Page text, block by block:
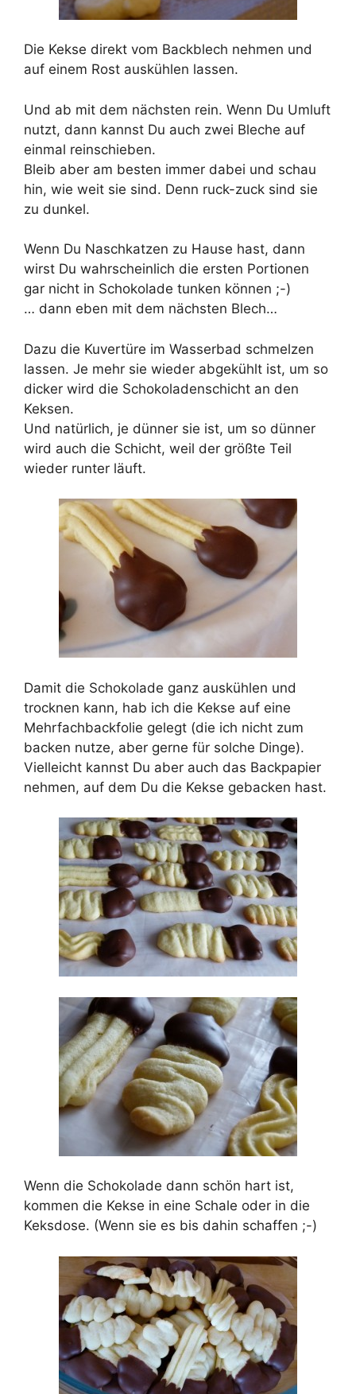
Die Kekse direkt vom Backblech nehmen und
auf einem Rost auskühlen lassen.
Und ab mit dem nächsten rein. Wenn Du Umluft
nutzt, dann kannst Du auch zwei Bleche auf
einmal reinschieben.
Bleib aber am besten immer dabei und schau
hin, wie weit sie sind. Denn ruck-zuck sind sie
zu dunkel.
Wenn Du Naschkatzen zu Hause hast, dann
wirst Du wahrscheinlich die ersten Portionen
gar nicht in Schokolade tunken können ;-)
… dann eben mit dem nächsten Blech…
Dazu die Kuvertüre im Wasserbad schmelzen
lassen. Je mehr sie wieder abgekühlt ist, um so
dicker wird die Schokoladenschicht an den
Keksen.
Und natürlich, je dünner sie ist, um so dünner
wird auch die Schicht, weil der größte Teil
wieder runter läuft.
Damit die Schokolade ganz auskühlen und
trocknen kann, hab ich die Kekse auf eine
Mehrfachbackfolie gelegt (die ich nicht zum
backen nutze, aber gerne für solche Dinge).
Vielleicht kannst Du aber auch das Backpapier
nehmen, auf dem Du die Kekse gebacken hast.
Wenn die Schokolade dann schön hart ist,
kommen die Kekse in eine Schale oder in die
Keksdose. (Wenn sie es bis dahin schaffen ;-)